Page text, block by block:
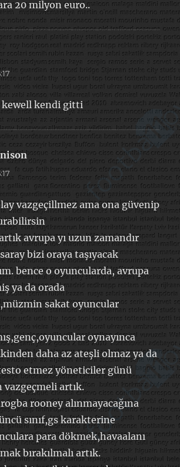
20 milyon euro..
kendi gitti
dedi
ki:
vazgeçillmez ama ona güvenip
avrupa yı uzun zamandır
bizi oraya taşıyacak
bence o oyuncularda, avrupa
ya da orada
sakat oyuncular
oynayınca
daha az ateşli olmaz ya da
etmez yöneticiler günü
artık.
rooney alınmayacağına
sınıf,gs karakterine
para dökmek,havaalanı
bırakılmalı artık.